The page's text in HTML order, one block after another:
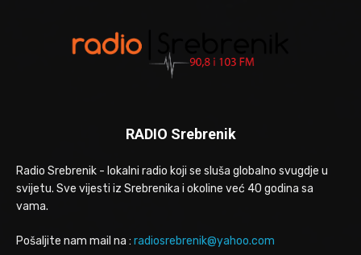
RADIO Srebrenik
Radio Srebrenik - lokalni radio koji se sluša globalno svugdje u
svijetu. Sve vijesti iz Srebrenika i okoline već 40 godina sa
vama.
Pošaljite nam mail na : radiosrebrenik@yahoo.com